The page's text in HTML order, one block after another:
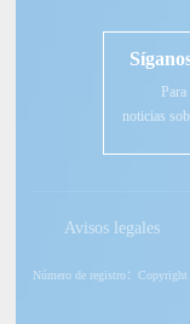
noticias
Avisos legales
Número de registro：